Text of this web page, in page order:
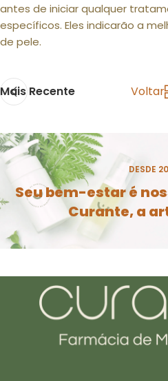
antes de iniciar qualquer
específicos. Eles indicarão a
de pele.
Mais Recente Voltar
DESDE
Seu bem-estar é
Curante, a